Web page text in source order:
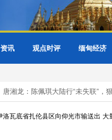
讯 观点时评 缅甸经济
湘龙：陈佩琪大陆行“未失联”，狠
洛瓦底省扎伦县区向仰光市输送出 大